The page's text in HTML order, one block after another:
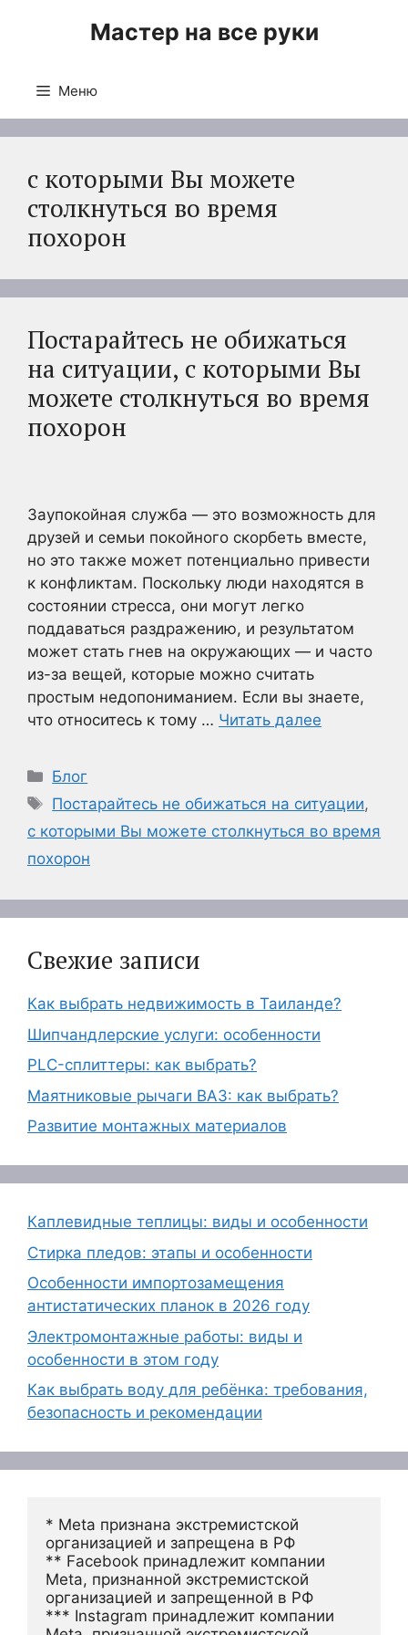
Мастер на все руки
Меню
с которыми Вы можете
столкнуться во время
похорон
Постарайтесь не обижаться
на ситуации, с которыми Вы
можете столкнуться во время
похорон
Заупокойная служба — это возможность для
друзей и семьи покойного скорбеть вместе,
но это также может потенциально привести
к конфликтам. Поскольку люди находятся в
состоянии стресса, они могут легко
поддаваться раздражению, и результатом
может стать гнев на окружающих — и часто
из-за вещей, которые можно считать
простым недопониманием. Если вы знаете,
что относитесь к тому … Читать далее
Рубрики
Блог
Метки
Постарайтесь не обижаться на ситуации,
с которыми Вы можете столкнуться во время
похорон
Свежие записи
Как выбрать недвижимость в Таиланде?
Шипчандлерские услуги: особенности
PLC-сплиттеры: как выбрать?
Маятниковые рычаги ВАЗ: как выбрать?
Развитие монтажных материалов
Каплевидные теплицы: виды и особенности
Стирка пледов: этапы и особенности
Особенности импортозамещения
антистатических планок в 2026 году
Электромонтажные работы: виды и
особенности в этом году
Как выбрать воду для ребёнка: требования,
безопасность и рекомендации
* Meta признана экстремистской
организацией и запрещена в РФ
** Facebook принадлежит компании
Meta, признанной экстремистской
организацией и запрещенной в РФ
*** Instagram принадлежит компании